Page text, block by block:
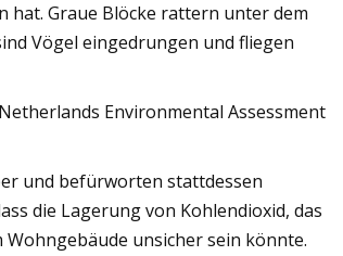
hat. Graue Blöcke rattern unter dem
Vögel eingedrungen und fliegen
Environmental Assessment
und befürworten stattdessen
die Lagerung von Kohlendioxid, das
unsicher sein könnte.